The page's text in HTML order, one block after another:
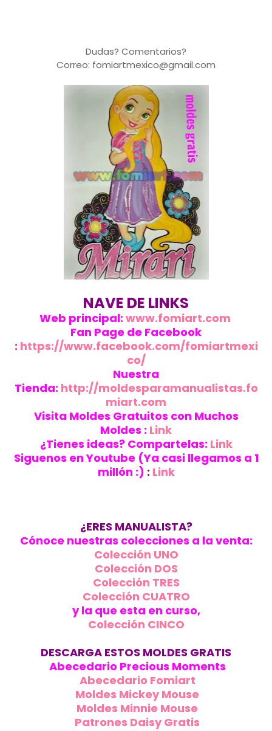
Dudas? Comentarios?
Correo: fomiartmexico@gmail.com
NAVE DE LINKS
Web principal: www.fomiart.com
Fan Page de Facebook
: https://www.facebook.com/fomiartmexi
co/
Nuestra
Tienda: http://moldesparamanualistas.fo
miart.com
Visita Moldes Gratuitos con Muchos
Moldes : Link
¿Tienes ideas? Compartelas: Link
Siguenos en Youtube (Ya casi llegamos a 1
millón :) : Link
¿ERES MANUALISTA?
Cónoce nuestras colecciones a la venta:
Colección UNO
Colección DOS
Colección TRES
Colección CUATRO
y la que esta en curso,
Colección CINCO
DESCARGA ESTOS MOLDES GRATIS
Abecedario Precious Moments
Abecedario Fomiart
Moldes Mickey Mouse
Moldes Minnie Mouse
Patrones Daisy Gratis